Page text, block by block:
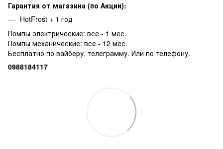
Гарантия от магазина (по Акции):
HotFrost + 1 год
Помпы электрические: все - 1 мес.
Помпы механические: все - 12 мес.
Бесплатно по вайберу, телеграмму. Или по телефону.
0988184117